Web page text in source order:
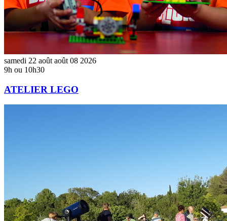
samedi 22 août août 08 2026
9h ou 10h30
ATELIER LEGO